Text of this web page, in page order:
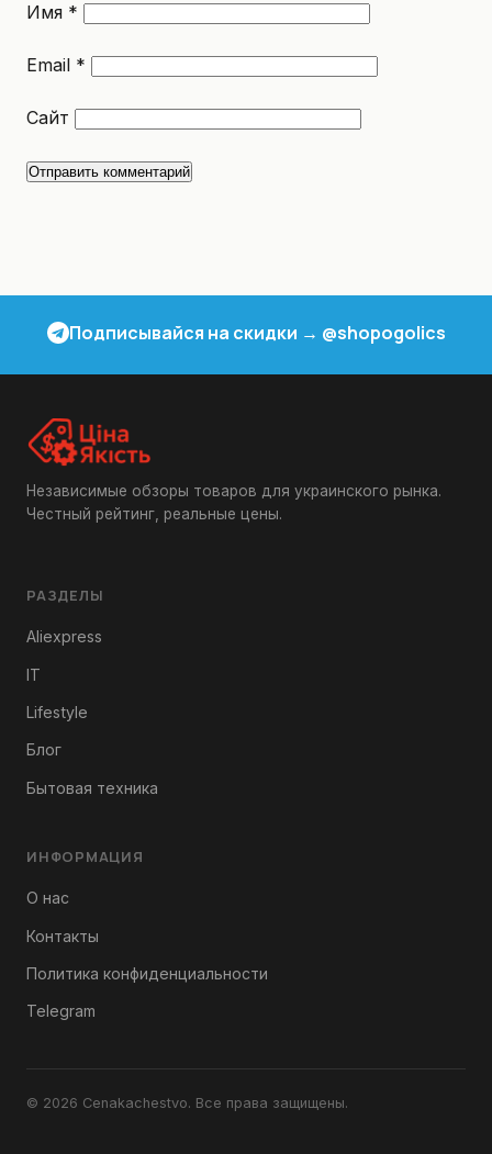
Имя *
Email *
Сайт
Подписывайся на скидки → @shopogolics
Независимые обзоры товаров для украинского рынка.
Честный рейтинг, реальные цены.
РАЗДЕЛЫ
Aliexpress
IT
Lifestyle
Блог
Бытовая техника
ИНФОРМАЦИЯ
О нас
Контакты
Политика конфиденциальности
Telegram
© 2026 Сеnakachestvo. Все права защищены.